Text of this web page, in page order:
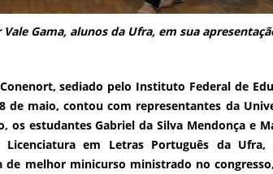
Gama, alunos da Ufra, em sua
sediado pelo Instituto Federal de
de maio, contou com representantes da
os estudantes Gabriel da Silva Mendonça e
em Letras Português da Ufra,
melhor minicurso ministrado no